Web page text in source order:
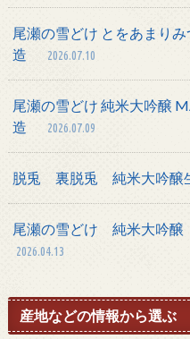
尾瀬の雪どけ とをあまり
造
2026.07.10
尾瀬の雪どけ 純米大吟醸
造
2026.07.09
脱兎 裏脱兎 純米大吟醸
尾瀬の雪どけ 純米大吟
2026.04.13
産地などの情報から選ぶ